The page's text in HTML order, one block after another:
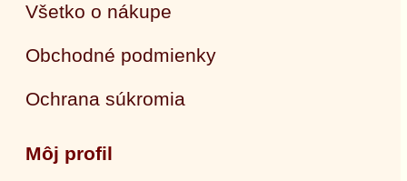
Všetko o nákupe
Obchodné podmienky
Ochrana súkromia
Môj profil